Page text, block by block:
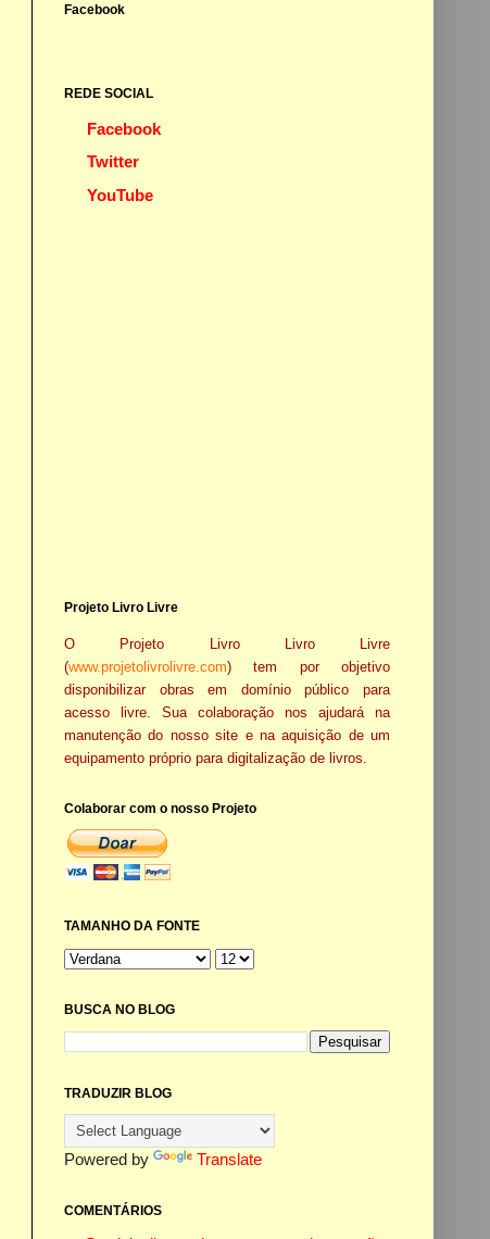
Facebook
REDE SOCIAL
Facebook
Twitter
YouTube
Projeto Livro Livre
O Projeto Livro Livro Livre
(www.projetolivrolivre.com) tem por objetivo
disponibilizar obras em domínio público para
acesso livre. Sua colaboração nos ajudará na
manutenção do nosso site e na aquisição de um
equipamento próprio para digitalização de livros.
Colaborar com o nosso Projeto
TAMANHO DA FONTE
BUSCA NO BLOG
TRADUZIR BLOG
Powered by Translate
COMENTÁRIOS